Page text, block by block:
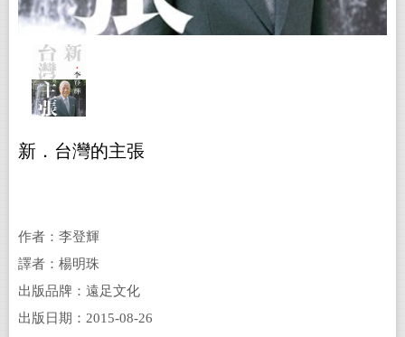
新．台灣的主張
作者：李登輝
譯者：楊明珠
出版品牌：遠足文化
出版日期：2015-08-26